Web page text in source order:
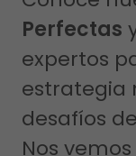
Perfectas
expertos
estrategia
desafíos
Nos